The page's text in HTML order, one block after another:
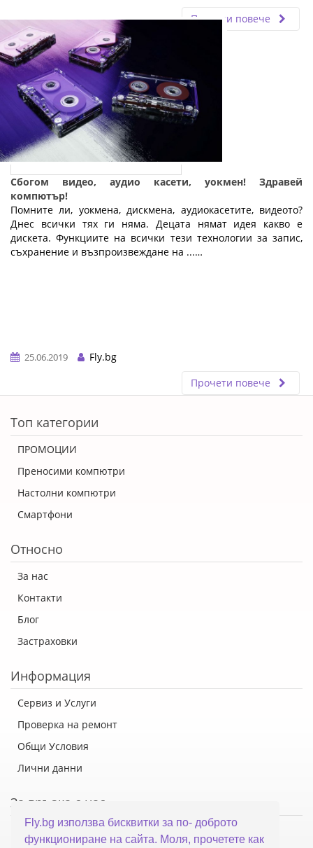
Fly.bg използва бисквитки за по- доброто
функциониране на сайта. Моля, прочетете как
Прочети повече
Сбогом видео, аудио касети, уокмен! Здравей
компютър!
Помните ли, уокмена, дискмена, аудиокасетите, видеото?
Днес всички тях ги няма. Децата нямат идея какво е
дискета. Функциите на всички тези технологии за запис,
съхранение и възпроизвеждане на ...…
25.06.2019
Fly.bg
Прочети повече
Топ категории
ПРОМОЦИИ
Преносими компютри
Настолни компютри
Смартфони
Относно
За нас
Контакти
Блог
Застраховки
Информация
Сервиз и Услуги
Проверка на ремонт
Общи Условия
Лични данни
За връзка с нас
Флай Систем ООД